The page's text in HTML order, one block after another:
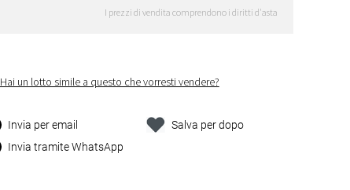
I prezzi di vendita comprendono i diritti d'asta
Hai un lotto simile a questo che vorresti vendere?
Invia per email
Invia tramite WhatsApp
Salva per dopo